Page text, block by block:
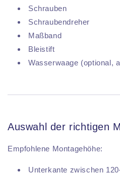
Schrauben
Schraubendreher
Maßband
Bleistift
Wasserwaage (optional,
Auswahl der richtigen
Empfohlene Montagehöhe:
Unterkante zwischen